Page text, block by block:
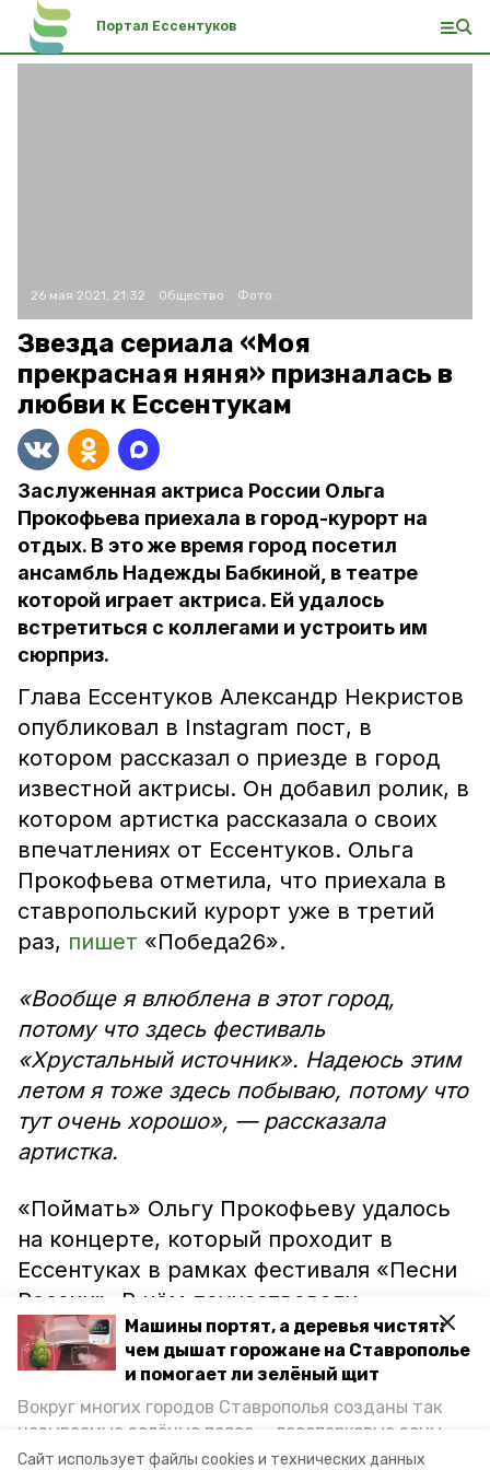
Сайт использует файлы cookies и технических данных
Машины портят, а деревья чистят:
чем дышат горожане на Ставрополье
и помогает ли зелёный щит
Вокруг многих городов Ставрополья созданы так
называемые зелёные пояса — лесопарковые зоны,
снижающие негативное воздействие выхлопных
Портал Ессентуков
26 мая 2021, 21:32 Общество Фото:
Звезда сериала «Моя
прекрасная няня» призналась в
любви к Ессентукам
Заслуженная актриса России Ольга
Прокофьева приехала в город-курорт на
отдых. В это же время город посетил
ансамбль Надежды Бабкиной, в театре
которой играет актриса. Ей удалось
встретиться с коллегами и устроить им
сюрприз.
Глава Ессентуков Александр Некристов
опубликовал в Instagram пост, в
котором рассказал о приезде в город
известной актрисы. Он добавил ролик, в
котором артистка рассказала о своих
впечатлениях от Ессентуков. Ольга
Прокофьева отметила, что приехала в
ставропольский курорт уже в третий
раз, пишет «Победа26».
«Вообще я влюблена в этот город,
потому что здесь фестиваль
«Хрустальный источник». Надеюсь этим
летом я тоже здесь побываю, потому что
тут очень хорошо», — рассказала
артистка.
«Поймать» Ольгу Прокофьеву удалось
на концерте, который проходит в
Ессентуках в рамках фестиваля «Песни
России». В нём поучаствовали
московские коллеги актрисы, с
которыми она увиделась. Как пояснила
Ессентуки она никому не говорила,
поэтому встреча оказалась